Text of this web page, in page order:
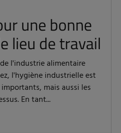
une bonne
lieu de travail
l'industrie alimentaire
l'hygiène industrielle est
mais aussi les
En tant...